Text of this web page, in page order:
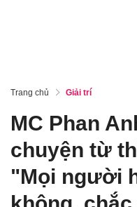
Trang chủ Giải trí
MC Phan
chuyện từ
"Mọi người